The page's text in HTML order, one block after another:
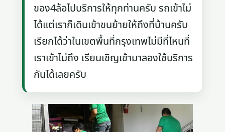
ของ4ล้อไปบริการให้ทุกท่านครับ รถเข้าไม่
ได้แต่เราก็เดินเข้าขนย้ายให้ถึงที่บ้านครับ
เรียกได้ว่าในเขตพื้นที่กรุงเทพไม่มีที่ไหนที่
เราเข้าไม่ถึง เรียนเชิญเข้ามาลองใช้บริการ
กันได้เลยครับ